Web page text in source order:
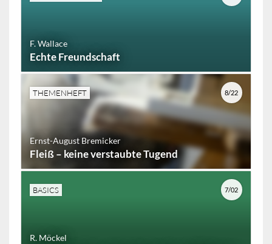
F. Wallace
Echte Freundschaft
THEMENHEFT
Ernst-August Bremicker
Fleiß – keine verstaubte Tugend
8/22
BASICS
R. Möckel
7/02